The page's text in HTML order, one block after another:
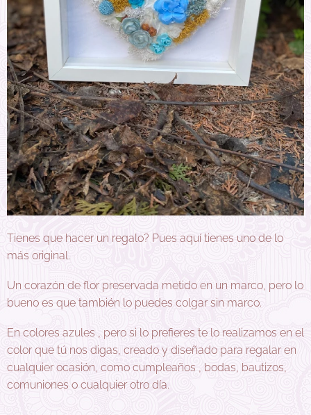
Tienes que hacer un regalo? Pues aquí tienes uno de lo
más original.
Un corazón de flor preservada metido en un marco, pero lo
bueno es que también lo puedes colgar sin marco.
En colores azules , pero si lo prefieres te lo realizamos en el
color que tú nos digas, creado y diseñado para regalar en
cualquier ocasión, como cumpleaños , bodas, bautizos,
comuniones o cualquier otro día.